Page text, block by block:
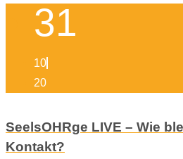
31
10
20
SeelsOHRge LIVE – Wie
Kontakt?